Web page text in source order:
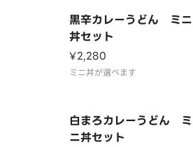
黒辛カレーうどん ミニ
丼セット
¥2,280
ミニ丼が選べます
白まろカレーうどん ミ
ニ丼セット